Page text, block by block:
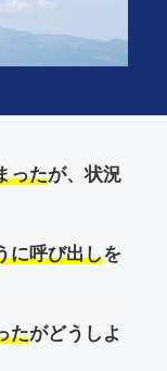
ったが、状況
に呼び出しを
たがどうしよ